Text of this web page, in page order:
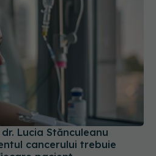
cancerului trebuie
pacient